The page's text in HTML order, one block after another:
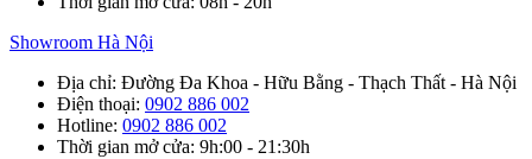
Showroom Hà Nội
Địa chỉ: Đường Đa Khoa - Hữu Bằng - Thạch Thất - Hà Nội
Điện thoại: 0902 886 002
Hotline: 0902 886 002
Thời gian mở cửa: 9h:00 - 21:30h